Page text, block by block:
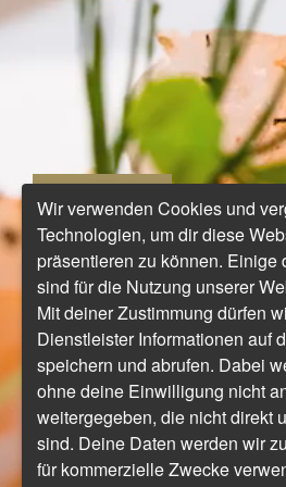
Mit allen
So vielfältig wie die
abwechslungsreich ist
kulinarische Einflüsse und
einen Signature Cocktail –
Wir verwenden Cookies und
Technologien, um dir diese
präsentieren zu können. Einige
sind für die Nutzung unserer
Mit deiner Zustimmung dürfen
Dienstleister Informationen auf
speichern und abrufen. Dabei
ohne deine Einwilligung nicht
weitergegeben, die nicht direkt
sind. Deine Daten werden wir
für kommerzielle Zwecke